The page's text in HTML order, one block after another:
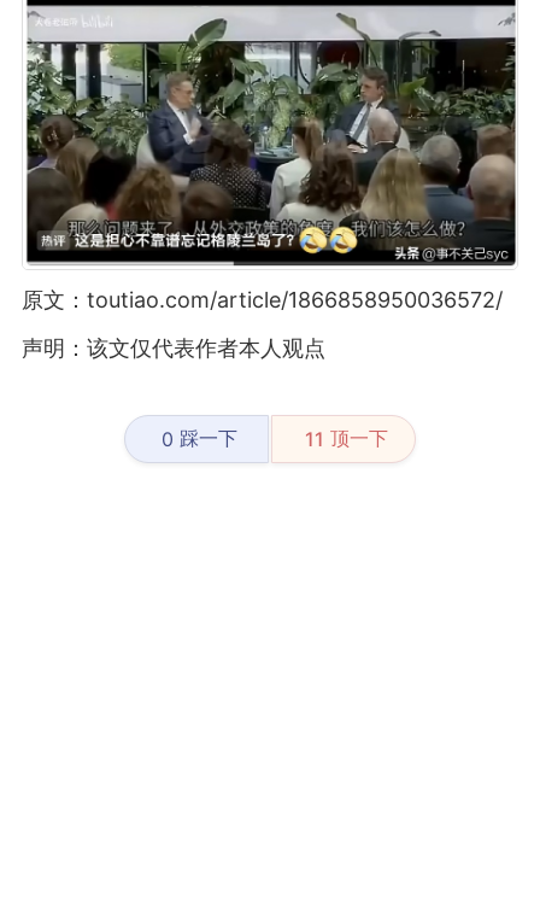
原文：toutiao.com/article/1866858950036572/
声明：该文仅代表作者本人观点
0 踩一下 11 顶一下